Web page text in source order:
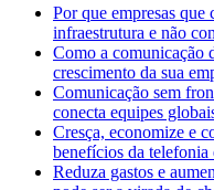
Por que empresas que
infraestrutura e não
Como a comunicação
crescimento da sua
Comunicação sem
conecta equipes
Cresça, economize e
benefícios da telefonia
Reduza gastos e